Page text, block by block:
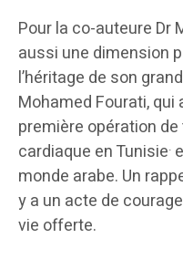
Pour la co-auteure Dr
aussi une dimension
l’héritage de son
Mohamed Fourati, qui
première opération
cardiaque en Tunisie.
monde arabe. Un
y a un acte de
vie offerte.